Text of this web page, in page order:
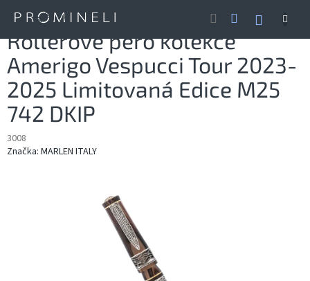
Rollerové pero kolekce
Amerigo Vespucci Tour 2023-
2025 Limitovaná Edice M25
742 DKIP
3008
Značka: MARLEN ITALY